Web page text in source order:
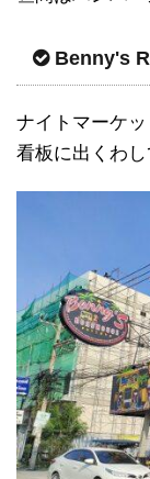
Benny's
ナイトマーケ
看板に出くわし